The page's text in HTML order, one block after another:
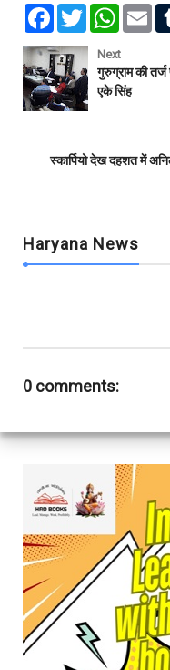
F
e
b
o
o
k
T
w
t
t
e
r
W
t
s
A
p
E
l
Next
गुरुग्राम की तर्ज
एके सिंह
स्कार्पियो देख दहशत में
Haryana News
0 comments: